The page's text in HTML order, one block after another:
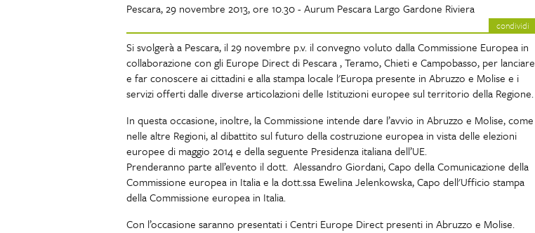
Pescara, 29 novembre 2013, ore 10.30 - Aurum Pescara Largo Gardone Riviera
condividi
Si svolgerà a Pescara, il 29 novembre p.v. il convegno voluto dalla Commissione Europea in
collaborazione con gli Europe Direct di Pescara , Teramo, Chieti e Campobasso, per lanciare
e far conoscere ai cittadini e alla stampa locale l'Europa presente in Abruzzo e Molise e i
servizi offerti dalle diverse articolazioni delle Istituzioni europee sul territorio della Regione.
In questa occasione, inoltre, la Commissione intende dare l’avvio in Abruzzo e Molise, come
nelle altre Regioni, al dibattito sul futuro della costruzione europea in vista delle elezioni
europee di maggio 2014 e della seguente Presidenza italiana dell’UE.
Prenderanno parte all’evento il dott. Alessandro Giordani, Capo della Comunicazione della
Commissione europea in Italia e la dott.ssa Ewelina Jelenkowska, Capo dell'Ufficio stampa
della Commissione europea in Italia.
Con l’occasione saranno presentati i Centri Europe Direct presenti in Abruzzo e Molise.